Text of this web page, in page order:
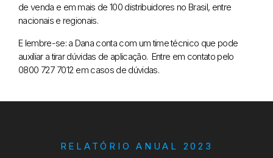
de venda e em mais de 100 distribuidores no Brasil, entre
nacionais e regionais.
E lembre-se: a Dana conta com um time técnico que pode
auxiliar a tirar dúvidas de aplicação. Entre em contato pelo
0800 727 7012 em casos de dúvidas.
RELATÓRIO ANUAL 2023